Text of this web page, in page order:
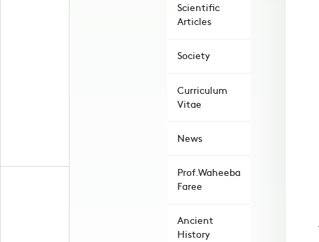
Scientific
Articles
Society
Curriculum
Vitae
News
Prof.Waheeba
Faree
Ancient
History